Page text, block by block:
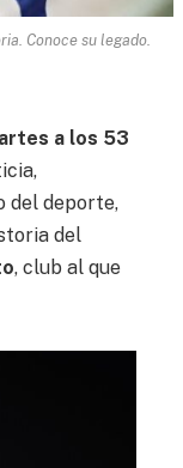
Conoce su legado.
a los 53
del deporte,
del
, club al que